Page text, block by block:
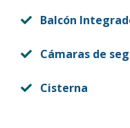
Balcón
Cámaras de
Cisterna